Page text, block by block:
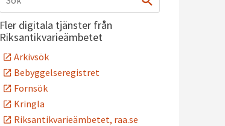
Fler digitala tjänster från
Riksantikvarieämbetet
Arkivsök
Bebyggelseregistret
Fornsök
Kringla
Riksantikvarieämbetet, raa.se